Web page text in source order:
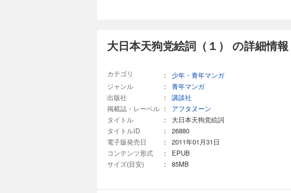
大日本天狗党絵詞（１） の詳細情報
カテゴリ ：
少年・青年マンガ
ジャンル
：
青年マンガ
出版社
：
講談社
掲載誌・レーベル ：
アフタヌーン
タイトル
：
大日本天狗党絵詞
タイトルID
：
26880
電子版発売日
：
2011年01月31日
コンテンツ形式
：
EPUB
サイズ(目安)
： 85MB